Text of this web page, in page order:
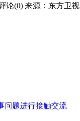
确引导
论(0) 来源：东方卫视
问题进行接触交流